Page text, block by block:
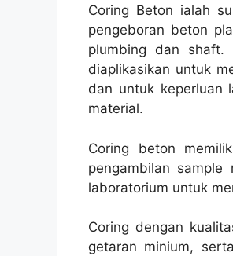
Coring Beton ialah
pengeboran beton
plumbing dan shaft.
diaplikasikan untuk
dan untuk keperluan
material.
Coring beton
pengambilan
laboratorium untuk
Coring dengan
getaran minium,